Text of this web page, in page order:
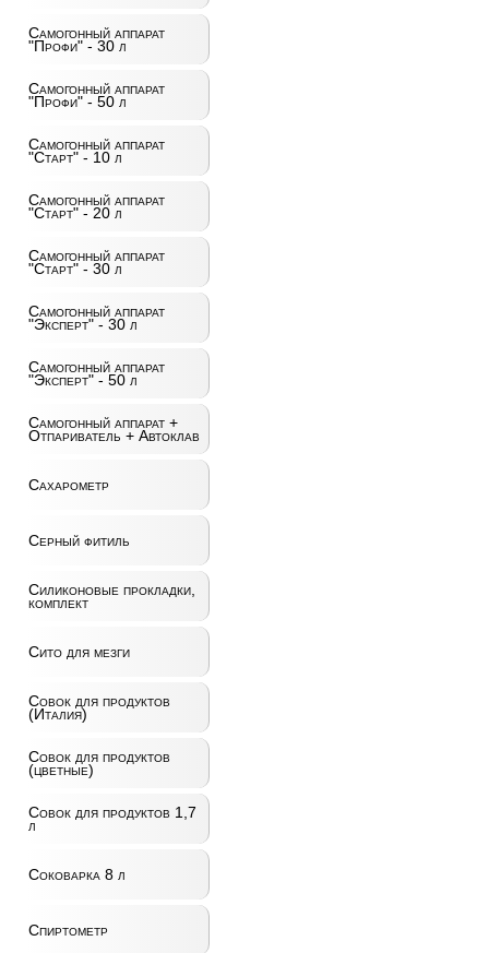
Самогонный аппарат
"Профи" - 30 л
Самогонный аппарат
"Профи" - 50 л
Самогонный аппарат
"Старт" - 10 л
Самогонный аппарат
"Старт" - 20 л
Самогонный аппарат
"Старт" - 30 л
Самогонный аппарат
"Эксперт" - 30 л
Самогонный аппарат
"Эксперт" - 50 л
Самогонный аппарат +
Отпариватель + Автоклав
Сахарометр
Серный фитиль
Силиконовые прокладки,
комплект
Сито для мезги
Совок для продуктов
(Италия)
Совок для продуктов
(цветные)
Совок для продуктов 1,7
л
Соковарка 8 л
Спиртометр